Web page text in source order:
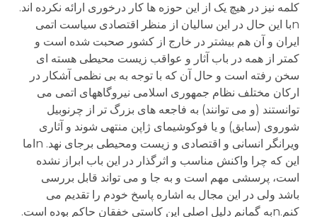
کلمه نیز در هیچ یک از این حوزه ها کار درخوری ارائه نکرده اند.
nبا این حال در این سالیان از منظر اقتصادی سیاست اتمی
ایران و آن هم بیشتر در خارج از کشور صحبت شده است و
کمتر از همه در باب آثار و عواقب زیست محیطی هسته ای
سخن رفته است و حال آن که با توجه به بی نظمی آشکار در
ارکان مختلف نظام جمهوری اسلامی نیروگاههای اتمی می
توانستند (و می توانند) به فاجعه های بزرگ تر از چرنوبیل
شوروی (سابق) و یا فوکوشیمای ژاپن منتهی شوند و آثاری
ویرانگر انسانی و اقتصادی و زیست ومحیطی برجای نهد. nاما
این که چرا واکنش مناسب و اثرگذار در این باب ابراز نشده
است، پرسشی مهم است و به جا و می تواند قابل بررسی
باشد ولی در این مجال به اشاره پاسخ خودم را تقدیم می
کنم.nبه گمانم دلیل اصلی این کاستی خفقان حاکم بوده است.